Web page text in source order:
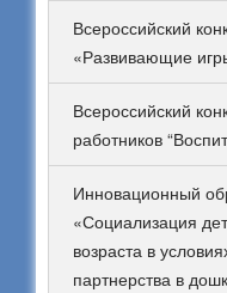
Всероссийский
«Развивающие
Всероссийский
работников
Инновационный
«Социализация
возраста в
партнерства в